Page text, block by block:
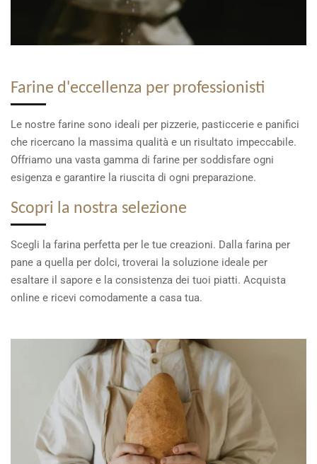
Farine d'eccellenza per professionisti
Le nostre farine sono ideali per pizzerie, pasticcerie e panifici
che ricercano la massima qualità e un risultato impeccabile.
Offriamo una vasta gamma di farine per soddisfare ogni
esigenza e garantire la riuscita di ogni preparazione.
Scopri la nostra selezione
Scegli la farina perfetta per le tue creazioni. Dalla farina per
pane a quella per dolci, troverai la soluzione ideale per
esaltare il sapore e la consistenza dei tuoi piatti. Acquista
online e ricevi comodamente a casa tua.